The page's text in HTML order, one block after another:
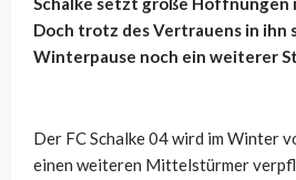
Doch trotz des Vertrauens in ihn
Winterpause noch ein weiterer
Der FC Schalke 04 wird im Winter
einen weiteren Mittelstürmer